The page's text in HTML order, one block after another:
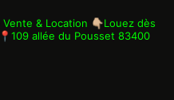
Vente & Location 👇🏼Louez dès
📍109 allée du Pousset 83400